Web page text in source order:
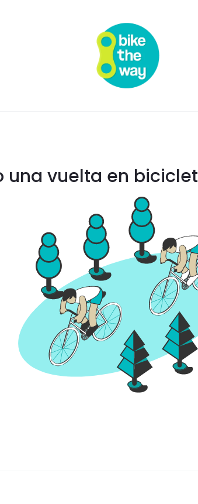
una vuelta en